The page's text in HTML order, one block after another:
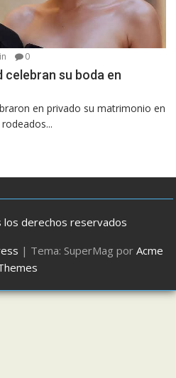
0
celebran su boda en
en privado su matrimonio en
derechos reservados
| Tema: SuperMag por Acme